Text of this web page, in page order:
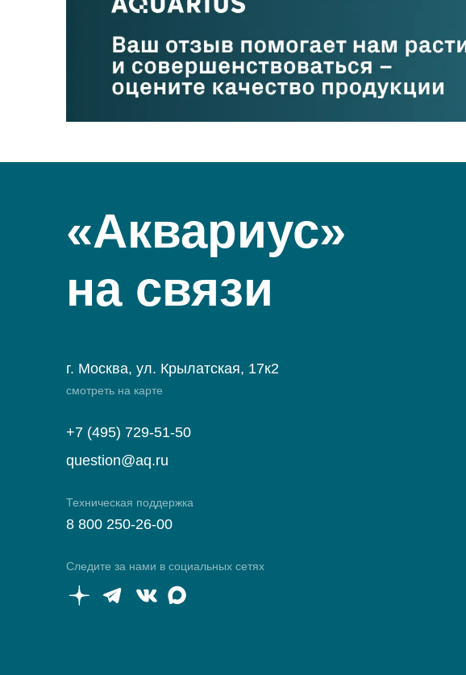
«Аквариус»
на связи
г. Москва, ул. Крылатская, 17к2
смотреть на карте
+7 (495) 729-51-50
question@aq.ru
Техническая поддержка
8 800 250-26-00
Следите за нами в социальных сетях